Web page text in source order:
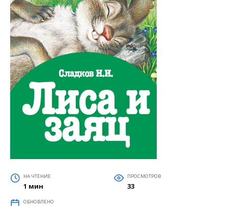
НА ЧТЕНИЕ
1 мин
ПРОСМОТРОВ
33
ОБНОВЛЕНО